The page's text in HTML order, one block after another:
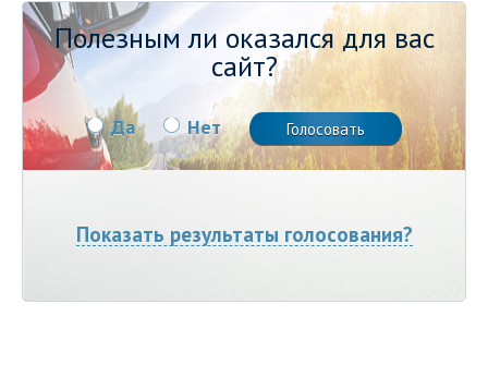
Полезным ли оказался для вас
сайт?
Да Нет
Показать результаты голосования?